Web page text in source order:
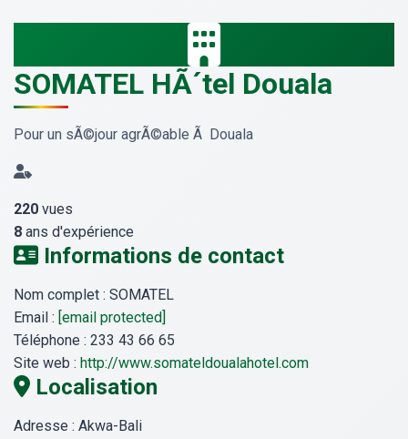
SOMATEL HÃ´tel Douala
Pour un sÃ©jour agrÃ©able Ã Douala
220 vues
8 ans d'expérience
Informations de contact
Nom complet : SOMATEL
Email : [email protected]
Téléphone : 233 43 66 65
Site web : http://www.somateldoualahotel.com
Localisation
Adresse : Akwa-Bali